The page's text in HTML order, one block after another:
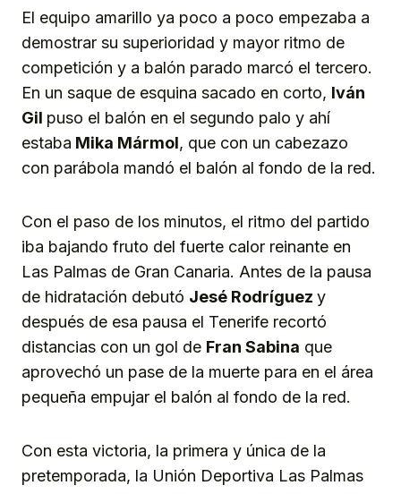
El equipo amarillo ya poco a poco empezaba a
demostrar su superioridad y mayor ritmo de
competición y a balón parado marcó el tercero.
En un saque de esquina sacado en corto, Iván
Gil puso el balón en el segundo palo y ahí
estaba Mika Mármol, que con un cabezazo
con parábola mandó el balón al fondo de la red.
Con el paso de los minutos, el ritmo del partido
iba bajando fruto del fuerte calor reinante en
Las Palmas de Gran Canaria. Antes de la pausa
de hidratación debutó Jesé Rodríguez y
después de esa pausa el Tenerife recortó
distancias con un gol de Fran Sabina que
aprovechó un pase de la muerte para en el área
pequeña empujar el balón al fondo de la red.
Con esta victoria, la primera y única de la
pretemporada, la Unión Deportiva Las Palmas